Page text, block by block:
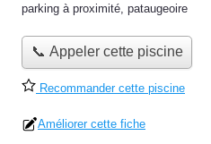
parking à proximité, pataugeoire
📞 Appeler cette piscine
Recommander cette piscine
Améliorer cette fiche